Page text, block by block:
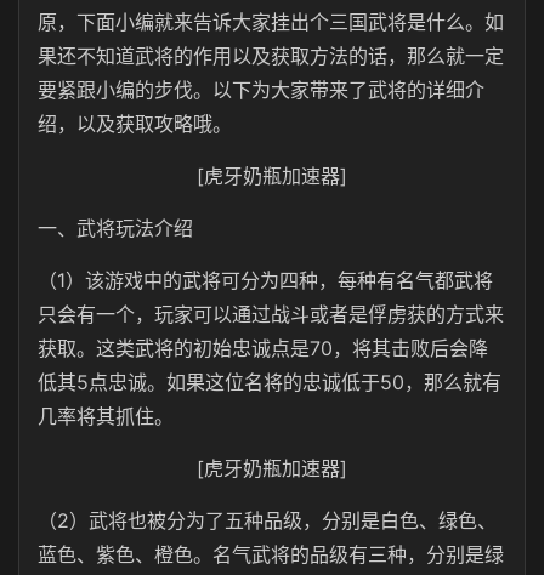
原，下面小编就来告诉大家挂出个三国武将是什么。如
果还不知道武将的作用以及获取方法的话，那么就一定
要紧跟小编的步伐。以下为大家带来了武将的详细介
绍，以及获取攻略哦。
[虎牙奶瓶加速器]
一、武将玩法介绍
（1）该游戏中的武将可分为四种，每种有名气都武将
只会有一个，玩家可以通过战斗或者是俘虏获的方式来
获取。这类武将的初始忠诚点是70，将其击败后会降
低其5点忠诚。如果这位名将的忠诚低于50，那么就有
几率将其抓住。
[虎牙奶瓶加速器]
（2）武将也被分为了五种品级，分别是白色、绿色、
蓝色、紫色、橙色。名气武将的品级有三种，分别是绿